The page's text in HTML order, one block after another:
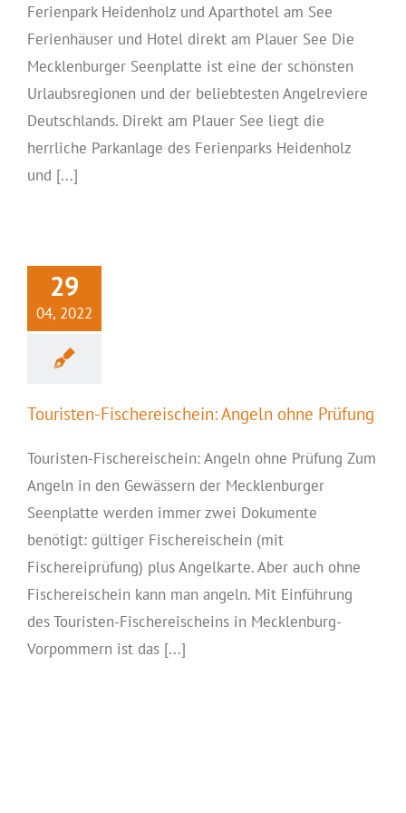
Ferienpark Heidenholz und Aparthotel am See
Ferienhäuser und Hotel direkt am Plauer See Die
Mecklenburger Seenplatte ist eine der schönsten
Urlaubsregionen und der beliebtesten Angelreviere
Deutschlands. Direkt am Plauer See liegt die
herrliche Parkanlage des Ferienparks Heidenholz
und [...]
29
04, 2022
Touristen-Fischereischein: Angeln ohne Prüfung
Touristen-Fischereischein: Angeln ohne Prüfung Zum
Angeln in den Gewässern der Mecklenburger
Seenplatte werden immer zwei Dokumente
benötigt: gültiger Fischereischein (mit
Fischereiprüfung) plus Angelkarte. Aber auch ohne
Fischereischein kann man angeln. Mit Einführung
des Touristen-Fischereischeins in Mecklenburg-
Vorpommern ist das [...]